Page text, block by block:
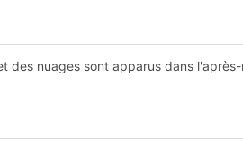
des nuages sont apparus dans